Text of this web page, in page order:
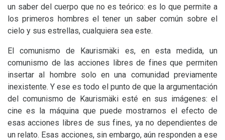
un saber del cuerpo que no es teórico: es lo que permite a
los primeros hombres el tener un saber común sobre el
cielo y sus estrellas, cualquiera sea este.
El comunismo de Kaurismäki es, en esta medida, un
comunismo de las acciones libres de fines que permiten
insertar al hombre solo en una comunidad previamente
inexistente. Y ese es todo el punto de que la argumentación
del comunismo de Kaurismäki esté en sus imágenes: el
cine es la máquina que puede mostrarnos el efecto de
esas acciones libres de sus fines, ya no dependientes de
un relato. Esas acciones, sin embargo, aún responden a ese